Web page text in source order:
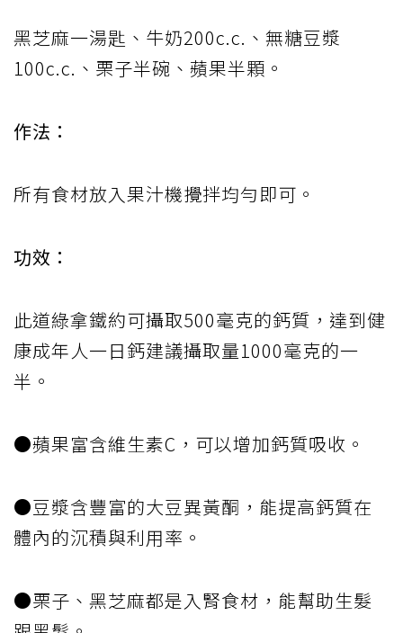
黑芝麻一湯匙、牛奶200c.c.、無糖豆漿
100c.c.、栗子半碗、蘋果半顆。
作法：
所有食材放入果汁機攪拌均勻即可。
功效：
此道綠拿鐵約可攝取500毫克的鈣質，達到健
康成年人一日鈣建議攝取量1000毫克的一
半。
●蘋果富含維生素C，可以增加鈣質吸收。
●豆漿含豐富的大豆異黃酮，能提高鈣質在
體內的沉積與利用率。
●栗子、黑芝麻都是入腎食材，能幫助生髮